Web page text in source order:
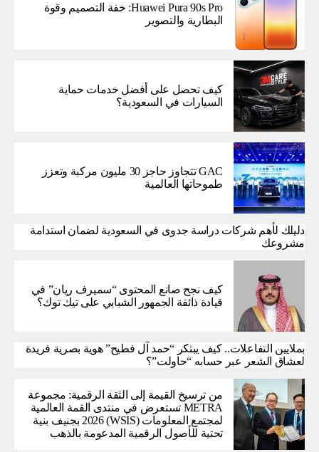
Huawei Pura 90s Pro: خفة التصميم وقوة
البطارية والتصوير
كيف تحصل على أفضل خدمات حماية
السيارات في السعودية؟
GAC تتجاوز حاجز 30 مليون مركبة وتعزز
طموحاتها العالمية
دليلك لأهم شركات دراسة جدوى في السعودية لضمان استدامة
مشروعك
كيف نجح صانع المحتوى “سميرف ريان” في
قيادة ذائقة الجمهور الشبابي على تيك توك؟
بملايين التفاعلات.. كيف يبتكر “حمد آل فطيح” هوية بصرية فريدة
لعشاق الشعر عبر حسابه “حاولت”؟
من ترسيخ القيمة إلى الثقة الرقمية: مجموعة
METRA تستعرض في منتدى القمة العالمية
لمجتمع المعلومات (WSIS) 2026 بجنيف بنية
تحتية للأصول الرقمية المدعومة بالذهب